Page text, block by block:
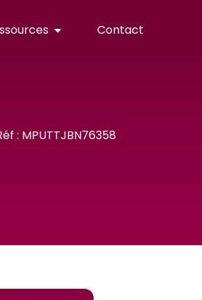
Contact
: MPUTTJBN76358